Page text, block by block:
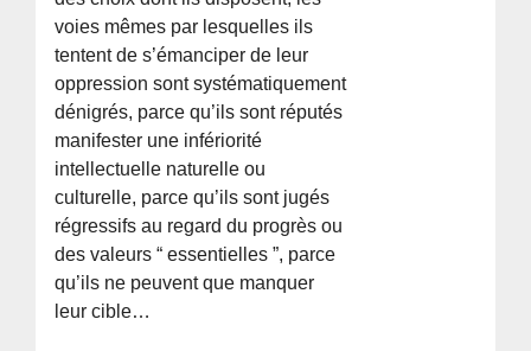
voies mêmes par lesquelles ils
tentent de s’émanciper de leur
oppression sont systématiquement
dénigrés, parce qu’ils sont réputés
manifester une infériorité
intellectuelle naturelle ou
culturelle, parce qu’ils sont jugés
régressifs au regard du progrès ou
des valeurs “ essentielles ”, parce
qu’ils ne peuvent que manquer
leur cible…